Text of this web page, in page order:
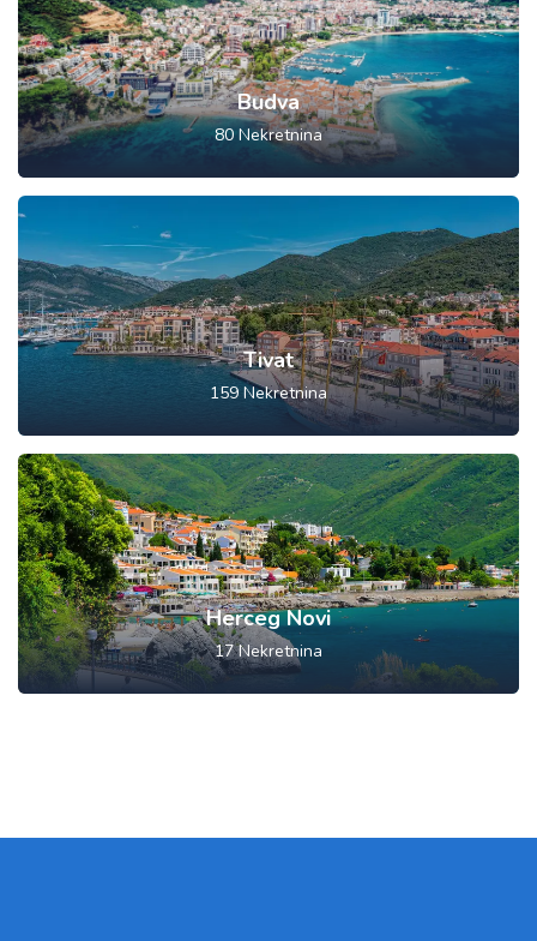
Budva
80 Nekretnina
Tivat
159 Nekretnina
Herceg Novi
17Nekretnina